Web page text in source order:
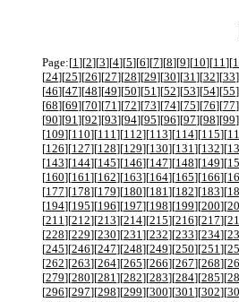
Page:[1][2][3][4][5][6][7][8][9][10][11][
[24][25][26][27][28][29][30][31][32][33
[46][47][48][49][50][51][52][53][54][55
[68][69][70][71][72][73][74][75][76][77
[90][91][92][93][94][95][96][97][98][99
[109][110][111][112][113][114][115][
[126][127][128][129][130][131][132][
[143][144][145][146][147][148][149][
[160][161][162][163][164][165][166][
[177][178][179][180][181][182][183][
[194][195][196][197][198][199][200][
[211][212][213][214][215][216][217][
[228][229][230][231][232][233][234][
[245][246][247][248][249][250][251][
[262][263][264][265][266][267][268][
[279][280][281][282][283][284][285][
[296][297][298][299][300][301][302][